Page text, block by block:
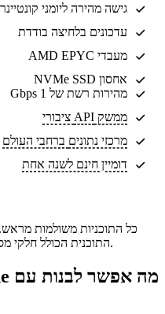
גישה מהירה ליומני
עדכונים בלחיצה בודדת
מעבדי AMD EPYC
אחסון NVMe SSD
מהירות רשת של 1 Gbps
ממשק API ציבורי
מרכזי נתונים ברחבי העולם
דומיין חינם לשנה אחת
כל התוכניות משולמות
התוכנית הכולל חלקי מספר החודשים בתוכנית שלכם.
מה אפשר לבנות עם EmailEngine